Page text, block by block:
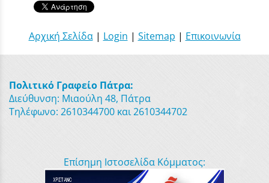
Αρχική Σελίδα| Login | Sitemap | Επικοινωνία
Πολιτικό Γραφείο Πάτρα:
Διεύθυνση: Μιαούλη 48, Πάτρα
Τηλέφωνο: 2610344700 και 2610344702
Επίσημη Ιστοσελίδα Κόμματος: